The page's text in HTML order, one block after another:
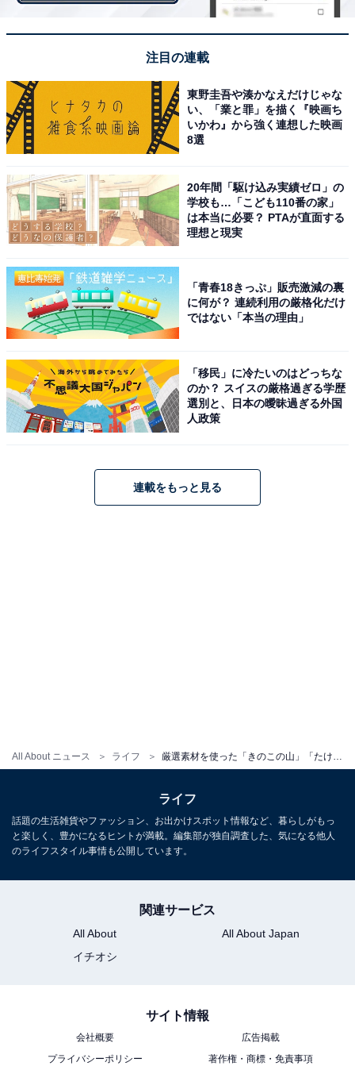
All About ニュース ライフ
「きのこの山＆たけのこの里 両A面2層ポーチ」はかわい
テンシャルにいろいろ挟んでみた
・
無印良品「素材を生かしたカレー」4種の新商品を食べ
・
ダイソーで買える“世界三大珍味” 108円のフライドポテ
トは食べ出したら止まらない！
【関連リンク】
・プレスリリース
注目の連載
東野圭吾や湊かなえだけじゃな
い、「業と罪」を描く『映画ち
いかわ』から強く連想した映画
8選
20年間「駆け込み実績ゼロ」の
学校も…「こども110番の家」
は本当に必要？ PTAが直面する
理想と現実
「青春18きっぷ」販売激減の裏
に何が？ 連続利用の厳格化だけ
ではない「本当の理由」
「移民」に冷たいのはどっちな
のか？ スイスの厳格過ぎる学歴
選別と、日本の曖昧過ぎる外国
人政策
連載をもっと見る
ライフ
話題の生活雑貨やファッション、お出かけスポット情報など、暮らしがもっ
と楽しく、豊かになるヒントが満載。編集部が独自調査した、気になる他人
のライフスタイル事情も公開しています。
関連サービス
All About
All About Japan
イチオシ
サイト情報
会社概要
広告掲載
プライバシーポリシー
著作権・商標・免責事項